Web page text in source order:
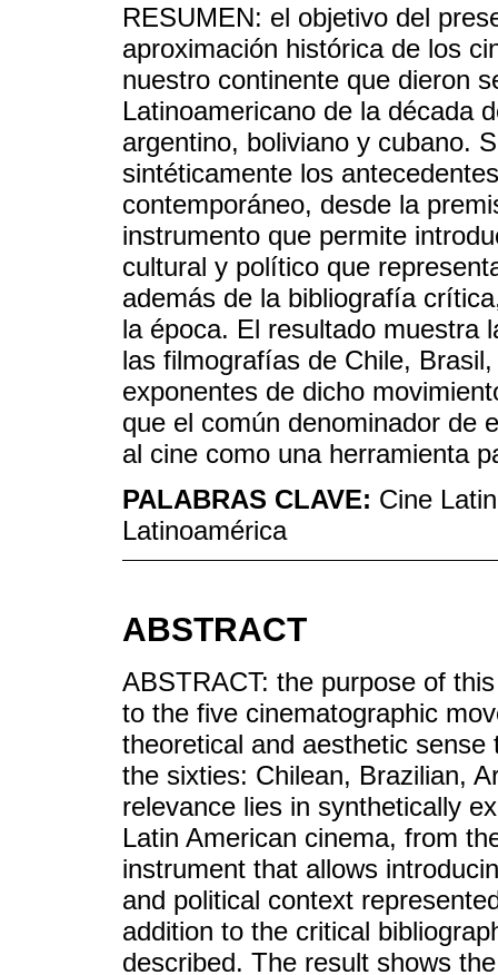
RESUMEN: el objetivo del
aproximación histórica de los
nuestro continente que dieron
Latinoamericano de la década
argentino, boliviano y cubano.
sintéticamente los
contemporáneo, desde la
instrumento que permite
cultural y político que
además de la bibliografía
la época. El resultado muestra
las filmografías de Chile,
exponentes de dicho
que el común denominador de
al cine como una herramienta
PALABRAS CLAVE: Cine
Latinoamérica
ABSTRACT
ABSTRACT: the purpose of
to the five cinematographic
theoretical and aesthetic
the sixties: Chilean, Brazilian,
relevance lies in synthetically
Latin American cinema, from
instrument that allows
and political context
addition to the critical
described. The result shows